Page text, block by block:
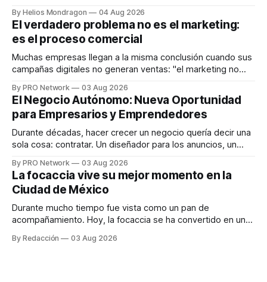
dispositivos inteligentes, inteligencia artificial y monitoreo
en tiempo real para ayudar a las personas a tomar mejores
decisiones sobre su salud metabólica. Su propuesta busca
responder
By Helios Mondragon 04 Aug 2026
El verdadero problema no es el marketing:
es el proceso comercial
Muchas empresas llegan a la misma conclusión cuando sus
campañas digitales no generan ventas: "el marketing no
INTERIUS, el problema suele estar en otro lugar. Durante
una entrevista para el podcast SER PRO, el especialista en
marketing digital explicó que
By PRO Network 03 Aug 2026
El Negocio Autónomo: Nueva Oportunidad
para Empresarios y Emprendedores
Durante décadas, hacer crecer un negocio quería decir una
sola cosa: contratar. Un diseñador para los anuncios, un
para los textos, alguien que supiera de publicidad digital
para encontrar prospectos, un vendedor para atender
llamadas y mensajes, y —con suerte— una persona
By PRO Network 03 Aug 2026
La focaccia vive su mejor momento en la
Ciudad de México
Durante mucho tiempo fue vista como un pan de
acompañamiento. Hoy, la focaccia se ha convertido en uno
artesanal, ingredientes de calidad y experiencias que
By Redacción 03 Aug 2026